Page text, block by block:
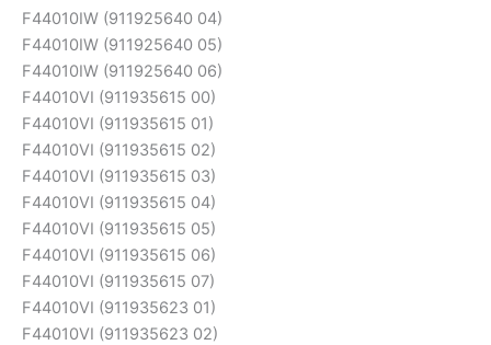
F44010IW (911925640 04)
F44010IW (911925640 05)
F44010IW (911925640 06)
F44010VI (911935615 00)
F44010VI (911935615 01)
F44010VI (911935615 02)
F44010VI (911935615 03)
F44010VI (911935615 04)
F44010VI (911935615 05)
F44010VI (911935615 06)
F44010VI (911935615 07)
F44010VI (911935623 01)
F44010VI (911935623 02)